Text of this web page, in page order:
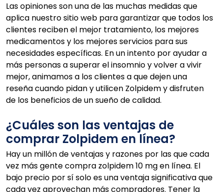
Las opiniones son una de las muchas medidas que
aplica nuestro sitio web para garantizar que todos los
clientes reciben el mejor tratamiento, los mejores
medicamentos y los mejores servicios para sus
necesidades específicas. En un intento por ayudar a
más personas a superar el insomnio y volver a vivir
mejor, animamos a los clientes a que dejen una
reseña cuando pidan y utilicen Zolpidem y disfruten
de los beneficios de un sueño de calidad.
¿Cuáles son las ventajas de
comprar Zolpidem en línea?
Hay un millón de ventajas y razones por las que cada
vez más gente compra zolpidem 10 mg en línea. El
bajo precio por sí solo es una ventaja significativa que
cada vez aprovechan más compradores. Tener la